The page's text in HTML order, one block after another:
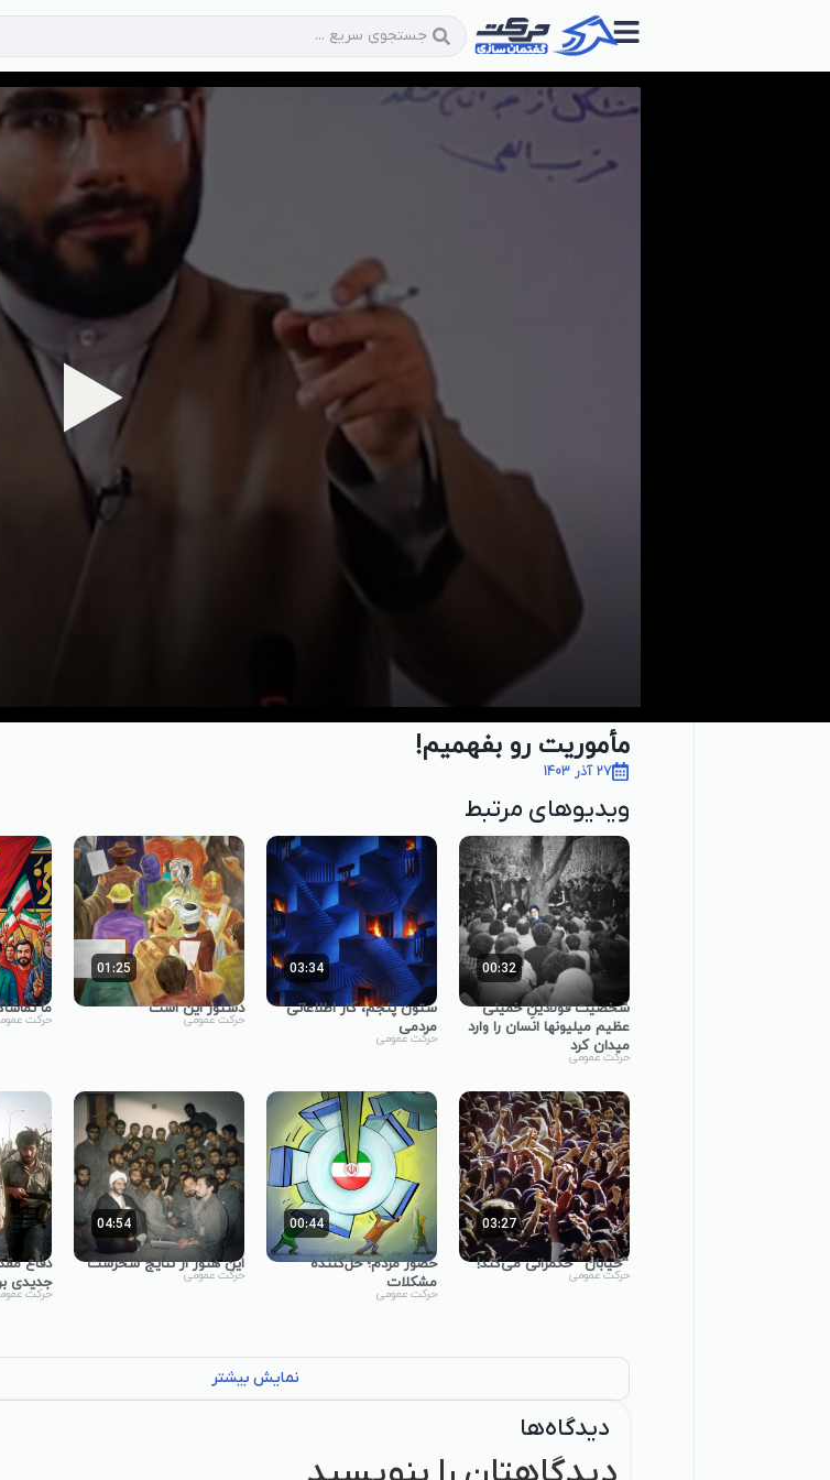
پخش ویدیو
مأموریت رو بفهمیم!
27 آذر 1403
ویدیوهای مرتبط
00:32
شخصیت فولادینِ خمینی
عظیم میلیونها انسان را وارد
میدان کرد
حرکت عمومی
03:34
ستون پنجم، کار اطلاعاتی
مردمی
حرکت عمومی
01:25
دستور این است
حرکت عمومی
ما
حرکت
03:27
“خیابان” حکمرانی می‌کند!
حرکت عمومی
00:44
حضور مردم؛ حل‌کننده
مشکلات
حرکت عمومی
04:54
این هنوز از نتایج سحرست
حرکت عمومی
دفاع
جدیدی
حرکت
نمایش بیشتر
دیدگاه‌ها